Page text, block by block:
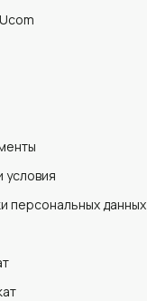
персональных данных